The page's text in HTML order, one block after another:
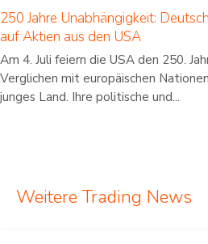
250 Jahre Unabhängigkeit:
auf Aktien aus den USA
Am 4. Juli feiern die USA den 250.
Verglichen mit europäischen
junges Land. Ihre politische und...
Weitere Trading News